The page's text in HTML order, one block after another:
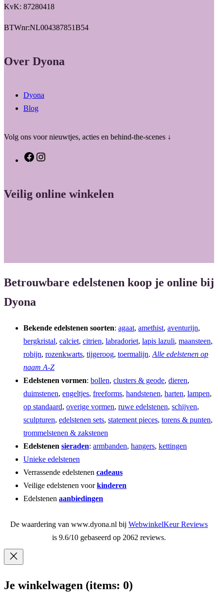
KvK: 87280418
BTWnr:NL004387851B54
Over Dyona
Dyona
Blog
Volg ons voor nieuwtjes, acties en behind-the-scenes ↓
F
e
t
m
Veilig online winkelen
Betrouwbare edelstenen koop je online bij
Dyona
Bekende edelstenen soorten: agaat, amethist, aventurijn,
bergkristal, calciet, citrien, labradoriet, lapis lazuli, maansteen,
robijn, rozenkwarts, tijgeroog, toermalijn. Alle edelstenen op
naam A-Z
Edelstenen vormen: bollen, clusters & geode, dieren,
duimstenen, engeltjes, freeforms, handstenen, harten, lampen,
op standaard, overige vormen, ruwe edelstenen, schijven,
sculpturen, edelstenen sets, statement pieces, torens & punten,
trommelstenen & zakstenen
Edelstenen sieraden: armbanden, hangers, kettingen
Unieke edelstenen
Verrassende edelstenen cadeaus
Veilige edelstenen voorkinderen
Edelstenen aanbiedingen
De waardering van www.dyona.nl bij WebwinkelKeur Reviews
is 9.6/10 gebaseerd op 2062 reviews.
Je winkelwagen (items: 0)